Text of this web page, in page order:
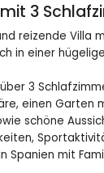
3
reizende Villa
in einer
3
einen Garten
schöne
Spanien mit